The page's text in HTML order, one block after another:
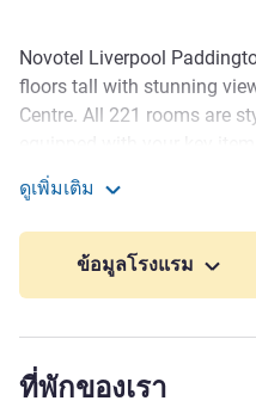
รายละเอียด
Novotel Liverpool
floors tall with stunning
Centre. All 221 rooms are
business or leisure break.
Knowledge Quarter, our
University Campuses and
and boasts access to the
away in the heart of the
stroll around the famous
City taking in the iconic
ดูเพิ่มเติม
ข้อมูลโรงแรม
ที่พักของเรา